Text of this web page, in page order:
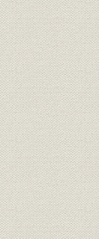
1887(明治
年
1887(明
年